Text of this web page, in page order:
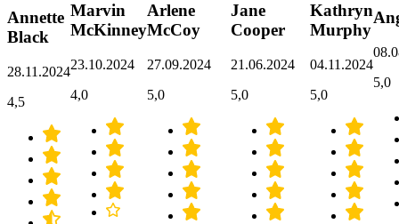
Annette
Black
28.11.2024
4,5
Marvin
McKinney
23.10.2024
4,0
Arlene
McCoy
27.09.2024
5,0
Jane
Cooper
21.06.2024
5,0
Kathryn
Murphy
04.11.2024
5,0
5,0